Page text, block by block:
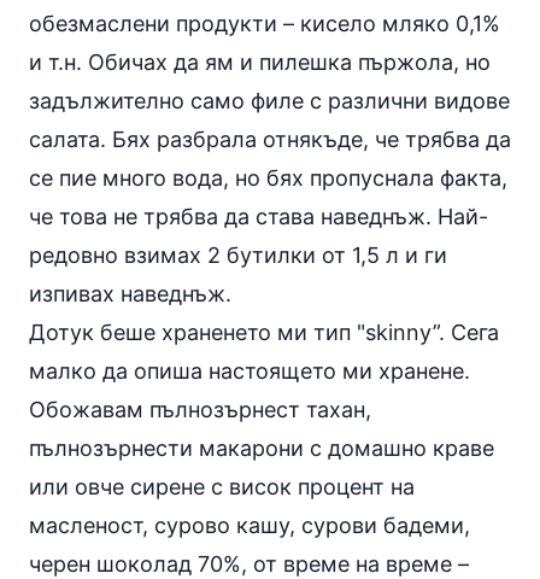
обезмаслени продукти – кисело мляко 0,1%
и т.н. Обичах да ям и пилешка пържола, но
задължително само филе с различни видове
салата. Бях разбрала отнякъде, че трябва да
се пие много вода, но бях пропуснала факта,
че това не трябва да става наведнъж. Най-
редовно взимах 2 бутилки от 1,5 л и ги
изпивах наведнъж.
Дотук беше храненето ми тип "skinny”. Сега
малко да опиша настоящето ми хранене.
Обожавам пълнозърнест тахан,
пълнозърнести макарони с домашно краве
или овче сирене с висок процент на
масленост, сурово кашу, сурови бадеми,
черен шоколад 70%, от време на време –